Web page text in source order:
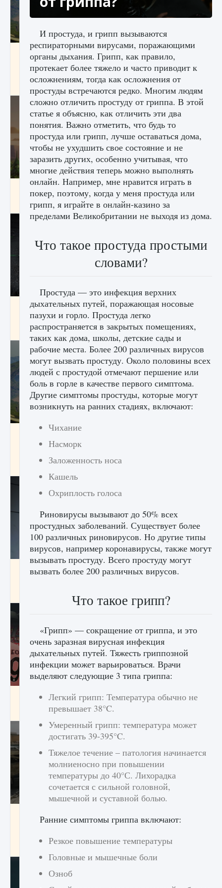
Как исправить ошибку Palworld «Идет
сохранение мира — Невозможно начать
сохранение данных мира»
9 августа 2024 2 511 0 0
Как заработать медали лиги Clash of Clans
9 августа 2024 2 599 0 1
лицензии, лиги, команды и стадионы в EA
FC 25
9 августа 2024 2 395 0 2
Как исправить ошибку Palworld EPalworld
«Идет сохранение мира — Невозможно
начать сохранение данных мира»
9 августа 2024 2 711
Все новые функции в режиме карьеры EA
FC 25
Входят ли «Милан» и «Интер» в EA FC 25
9 августа 2024 2 064
пользовательского интерфейса Delta
9 августа 2024 1 945 0 0
И простуда, и грипп вызываются
респираторными вирусами, поражающими
органы дыхания. Грипп, как правило,
протекает более тяжело и часто приводит к
осложнениям, тогда как осложнения от
простуды встречаются редко. Многим людям
сложно отличить простуду от гриппа. В этой
статье я объясню, как отличить эти два
понятия. Важно отметить, что будь то
простуда или грипп, лучше оставаться дома,
чтобы не ухудшить свое состояние и не
заразить других, особенно учитывая, что
многие действия теперь можно выполнять
онлайн. Например, мне нравится играть в
покер, поэтому, когда у меня простуда или
грипп, я играйте в онлайн-казино за
пределами Великобритании не выходя из дома.
Что такое простуда простыми
словами?
Простуда — это инфекция верхних
дыхательных путей, поражающая носовые
пазухи и горло. Простуда легко
распространяется в закрытых помещениях,
таких как дома, школы, детские сады и
рабочие места. Более 200 различных вирусов
могут вызвать простуду. Около половины всех
людей с простудой отмечают першение или
боль в горле в качестве первого симптома.
Другие симптомы простуды, которые могут
возникнуть на ранних стадиях, включают:
Чихание
Насморк
Заложенность носа
Кашель
Охриплость голоса
Риновирусы вызывают до 50% всех
простудных заболеваний. Существует более
100 различных риновирусов. Но другие типы
вирусов, например коронавирусы, также могут
вызывать простуду. Всего простуду могут
вызвать более 200 различных вирусов.
Что такое грипп?
«Грипп» — сокращение от гриппа, и это
очень заразная вирусная инфекция
дыхательных путей. Тяжесть гриппозной
инфекции может варьироваться. Врачи
выделяют следующие 3 типа гриппа:
Легкий грипп: Температура обычно не
превышает 38°C.
Умеренный грипп: температура может
достигать 39-395°C.
Тяжелое течение – патология начинается
молниеносно при повышении
температуры до 40°С. Лихорадка
сочетается с сильной головной,
мышечной и суставной болью.
Ранние симптомы гриппа включают:
Резкое повышение температуры
Головные и мышечные боли
Озноб